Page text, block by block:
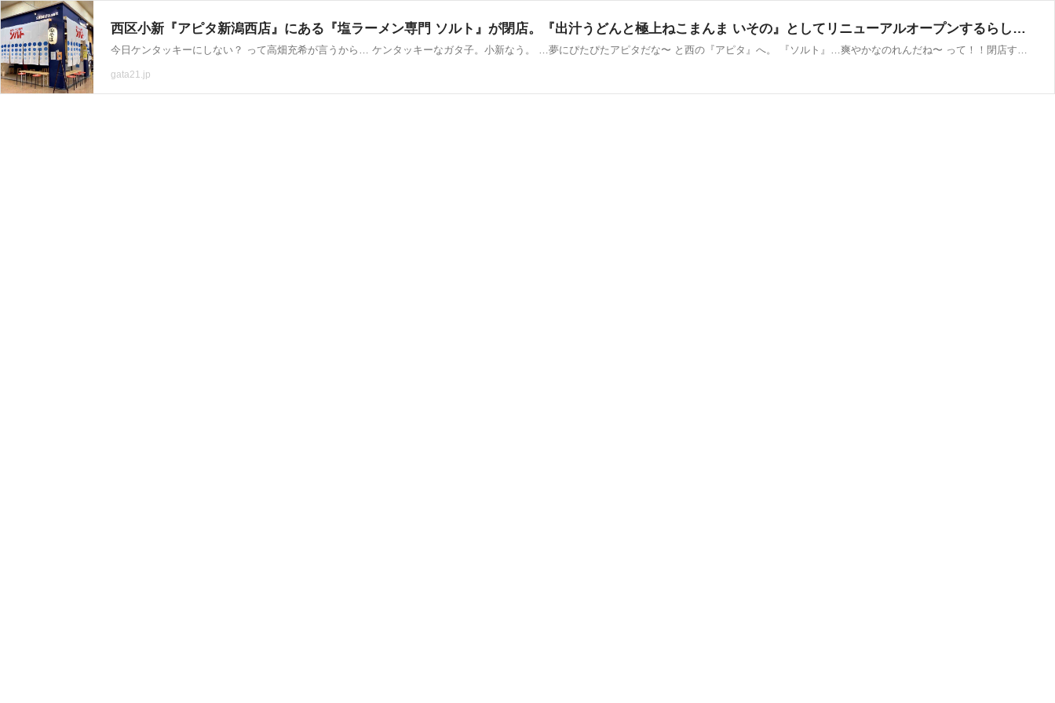
西区小新『アピタ新潟西店』にある『塩ラーメン専門 ソルト』が閉店。『出汁うどんと極上ねこまんま いその』としてリニューアルオープンするらしい。 : にいがた速報 - 新潟県新潟市の地域情報サイト
今日ケンタッキーにしない？ って高畑充希が言うから… ケンタッキーなガタ子。小新なう。 …夢にぴたぴたアピタだな〜 と西の『アピタ』へ。 『ソルト』…爽やかなのれんだね〜 って！！閉店するの！？
gata21.jp